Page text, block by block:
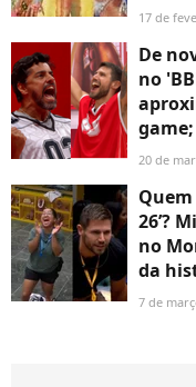
17 de
De
no
20 de
26’?
no
da
7 de